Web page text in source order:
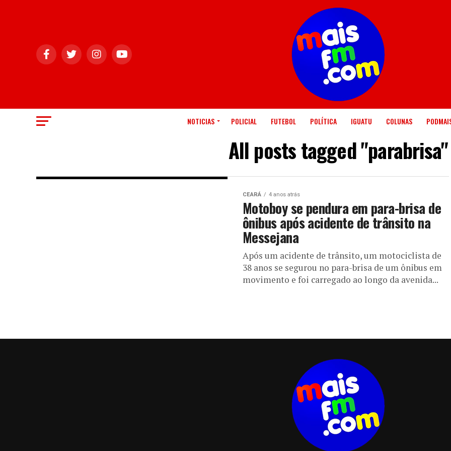
NOTICIAS POLICIAL FUTEBOL POLÍTICA IGUATU COLUNAS
All posts tagged "parabrisa"
CEARÁ 4 anos atrás
Motoboy se pendura em para-brisa de
ônibus após acidente de trânsito na
Messejana
Após um acidente de trânsito, um motociclista de
38 anos se segurou no para-brisa de um ônibus em
movimento e foi carregado ao longo da avenida...